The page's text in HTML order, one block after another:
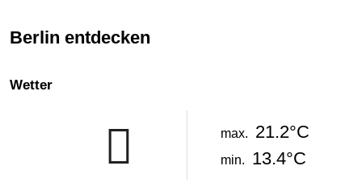
Berlin entdecken
Wetter
max. 21.2°C
min. 13.4°C